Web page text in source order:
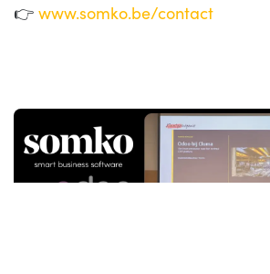
👉 www.somko.be/contact